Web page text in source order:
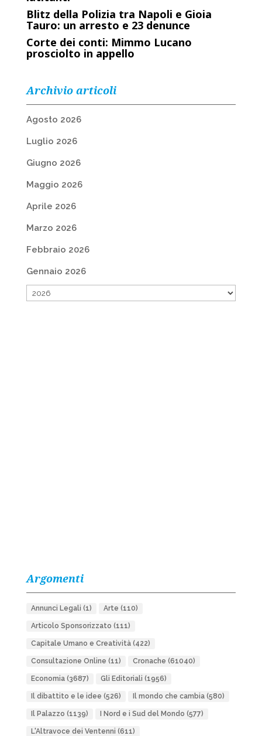
Blitz della Polizia tra Napoli e Gioia
Tauro: un arresto e 23 denunce
Corte dei conti: Mimmo Lucano
prosciolto in appello
Archivio articoli
Agosto 2026
Luglio 2026
Giugno 2026
Maggio 2026
Aprile 2026
Marzo 2026
Febbraio 2026
Gennaio 2026
Argomenti
Annunci Legali (1) Arte (110)
Articolo Sponsorizzato (111)
Capitale Umano e Creatività(422)
Consultazione Online (11) Cronache (61040)
Economia(3687) Gli Editoriali (1956)
Il dibattito e le idee (526) Il mondo che cambia(580)
Il Palazzo (1139) I Nord e i Sud del Mondo (577)
L'Altravoce dei Ventenni (611)